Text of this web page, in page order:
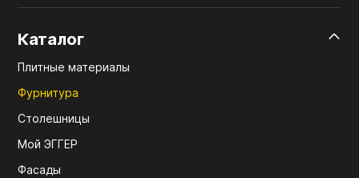
Каталог
Плитные материалы
Фурнитура
Столешницы
Мой ЭГГЕР
Фасады